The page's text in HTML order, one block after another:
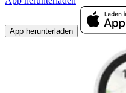
App herunterladen